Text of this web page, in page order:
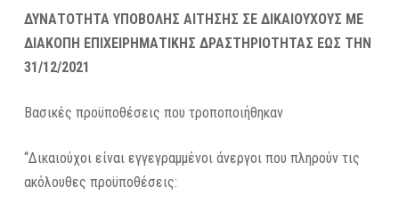
ΔΥΝΑΤΟΤΗΤΑ ΥΠΟΒΟΛΗΣ ΑΙΤΗΣΗΣ ΣΕ ΔΙΚΑΙΟΥΧΟΥΣ ΜΕ
ΔΙΑΚΟΠΗ ΕΠΙΧΕΙΡΗΜΑΤΙΚΗΣ ΔΡΑΣΤΗΡΙΟΤΗΤΑΣ ΕΩΣ ΤΗΝ
31/12/2021
Βασικές προϋποθέσεις που τροποποιήθηκαν
“Δικαιούχοι είναι εγγεγραμμένοι άνεργοι που πληρούν τις
ακόλουθες προϋποθέσεις: